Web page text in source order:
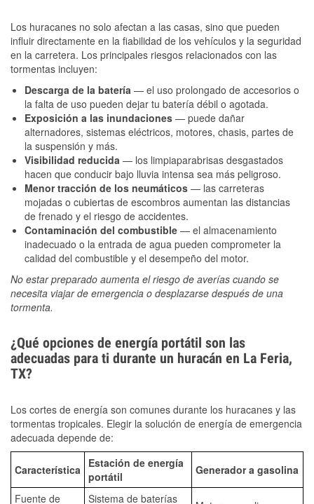
Los huracanes no solo afectan a las casas, sino que pueden
influir directamente en la fiabilidad de los vehículos y la seguridad
en la carretera. Los principales riesgos relacionados con las
tormentas incluyen:
Descarga de la batería — el uso prolongado de accesorios o
la falta de uso pueden dejar tu batería débil o agotada.
Exposición a las inundaciones — puede dañar
alternadores, sistemas eléctricos, motores, chasis, partes de
la suspensión y más.
Visibilidad reducida — los limpiaparabrisas desgastados
hacen que conducir bajo lluvia intensa sea más peligroso.
Menor tracción de los neumáticos — las carreteras
mojadas o cubiertas de escombros aumentan las distancias
de frenado y el riesgo de accidentes.
Contaminación del combustible — el almacenamiento
inadecuado o la entrada de agua pueden comprometer la
calidad del combustible y el desempeño del motor.
No estar preparado aumenta el riesgo de averías cuando se
necesita viajar de emergencia o desplazarse después de una
tormenta.
¿Qué opciones de energía portátil son las
adecuadas para ti durante un huracán en La Feria,
TX?
Los cortes de energía son comunes durante los huracanes y las
tormentas tropicales. Elegir la solución de energía de emergencia
adecuada depende de:
Característica
Estación de energía
portátil
Generador a gasolina
Fuente de Sistema de baterías